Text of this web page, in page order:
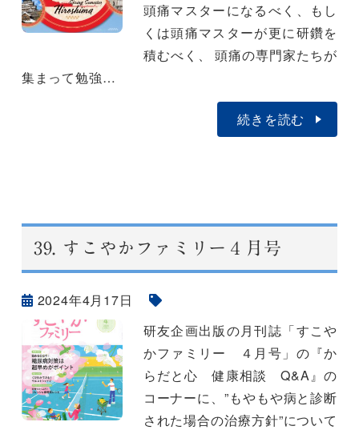
頭痛マスターになるべく、もし
くは頭痛マスターが更に研鑽を
積むべく、 頭痛の専門家たちが
集まって勉強…
続きを読む
39. すこやかファミリー４月号
2024年4月17日
研友企画出版の月刊誌「すこや
かファミリー ４月号」の『か
らだと心 健康相談 Q&A』の
コーナーに、”もやもや病と診断
された場合の治療方針”について